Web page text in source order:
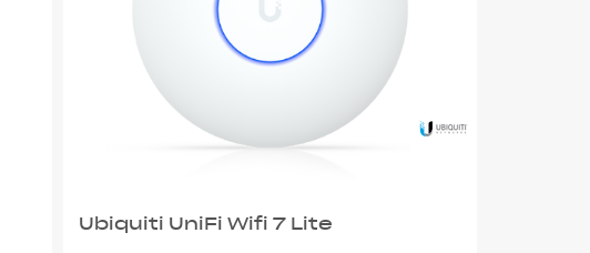
Ubiquiti UniFi Wifi 7 Lite